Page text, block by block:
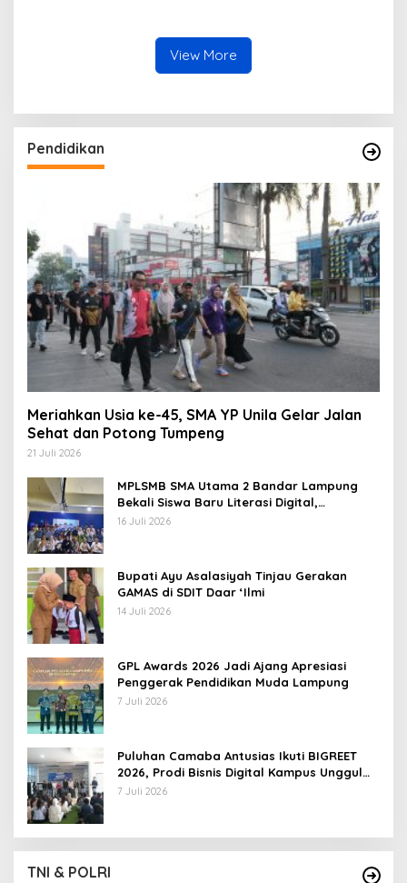
View More
Pendidikan
Meriahkan Usia ke-45, SMA YP Unila Gelar Jalan
Sehat dan Potong Tumpeng
21 Juli 2026
MPLSMB SMA Utama 2 Bandar Lampung
Bekali Siswa Baru Literasi Digital,
Jurnalistik, dan Etika Bermedia Sosial
16 Juli 2026
Bupati Ayu Asalasiyah Tinjau Gerakan
GAMAS di SDIT Daar ‘Ilmi
14 Juli 2026
GPL Awards 2026 Jadi Ajang Apresiasi
Penggerak Pendidikan Muda Lampung
7 Juli 2026
Puluhan Camaba Antusias Ikuti BIGREET
2026, Prodi Bisnis Digital Kampus Unggul
IIB Darmajaya Hadirkan Deretan
7 Juli 2026
TNI & POLRI